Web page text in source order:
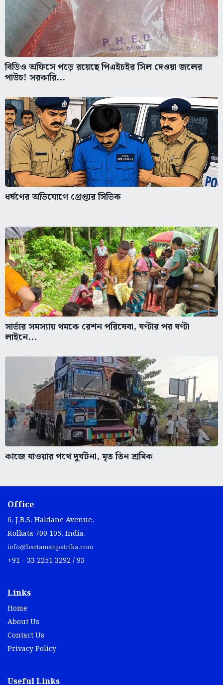
বিডিও অফিসে পড়ে রয়েছে পিএইচইর সিল দেওয়া জলের
পাউচ! সরকারি...
ধর্ষণের অভিযোগে গ্রেপ্তার সিভিক
সার্ভার সমস্যায় থমকে রেশন পরিষেবা, ঘণ্টার পর ঘণ্টা
লাইনে...
কাজে যাওয়ার পথে দুর্ঘটনা, মৃত তিন শ্রমিক
Office
6, J.B.S. Haldane Avenue,
Kolkata 700 105, India.
info@bartamanpatrika.com
+91 - 33 2251 3292 / 93
Links
Home
About Us
Contact Us
Privacy Policy
Useful Links